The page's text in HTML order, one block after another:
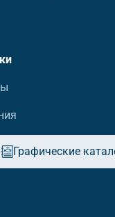
Графические